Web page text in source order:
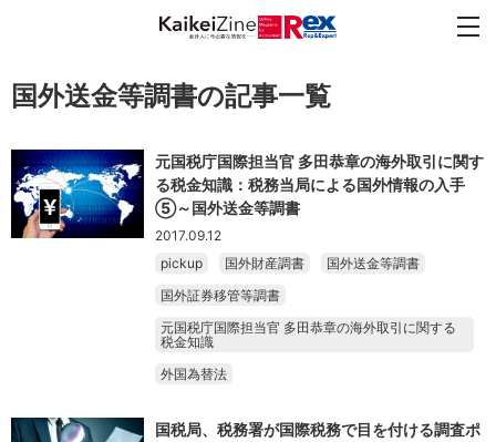
国外送金等調書の記事一覧
元国税庁国際担当官 多田恭章の海外取引に関す
る税金知識：税務当局による国外情報の入手
⑤～国外送金等調書
2017.09.12
pickup
国外財産調書
国外送金等調書
国外証券移管等調書
元国税庁国際担当官 多田恭章の海外取引に関する
税金知識
外国為替法
国税局、税務署が国際税務で目を付ける調査ポ